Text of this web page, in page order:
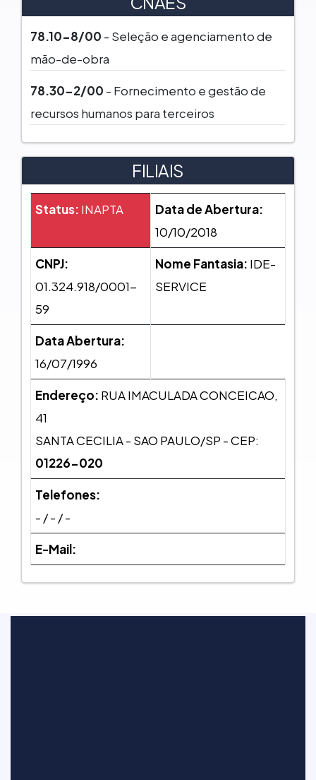
78.10-8/00 - Seleção e agenciamento de
mão-de-obra
78.30-2/00 - Fornecimento e gestão de
recursos humanos para terceiros
FILIAIS
Status: INAPTA
Data de Abertura:
10/10/2018
CNPJ:
01.324.918/0001-
59
Nome Fantasia: IDE-
SERVICE
Data Abertura:
16/07/1996
Endereço: RUA IMACULADA CONCEICAO,
41
SANTA CECILIA - SAO PAULO/SP - CEP:
01226-020
Telefones:
- / - / -
E-Mail: